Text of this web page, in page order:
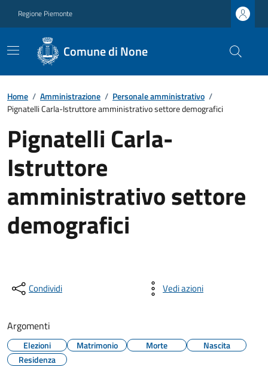
Regione Piemonte
Comune di None
Home / Amministrazione / Personale amministrativo /
Pignatelli Carla-Istruttore amministrativo settore demografici
Pignatelli Carla-
Istruttore
amministrativo settore
demografici
Condividi Vedi azioni
Argomenti
Elezioni Matrimonio Morte
Nascita
Residenza